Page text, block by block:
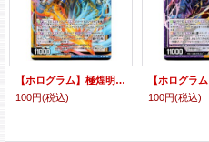
【ホログラム】極煌明星竜 イノセントスター
100円(税込)
100円(税込)